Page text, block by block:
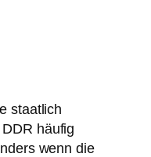
staatlich
häufig
wenn die